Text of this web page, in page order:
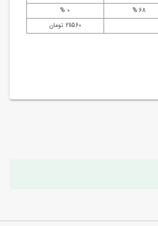
68 %
0 %
211560 تومان